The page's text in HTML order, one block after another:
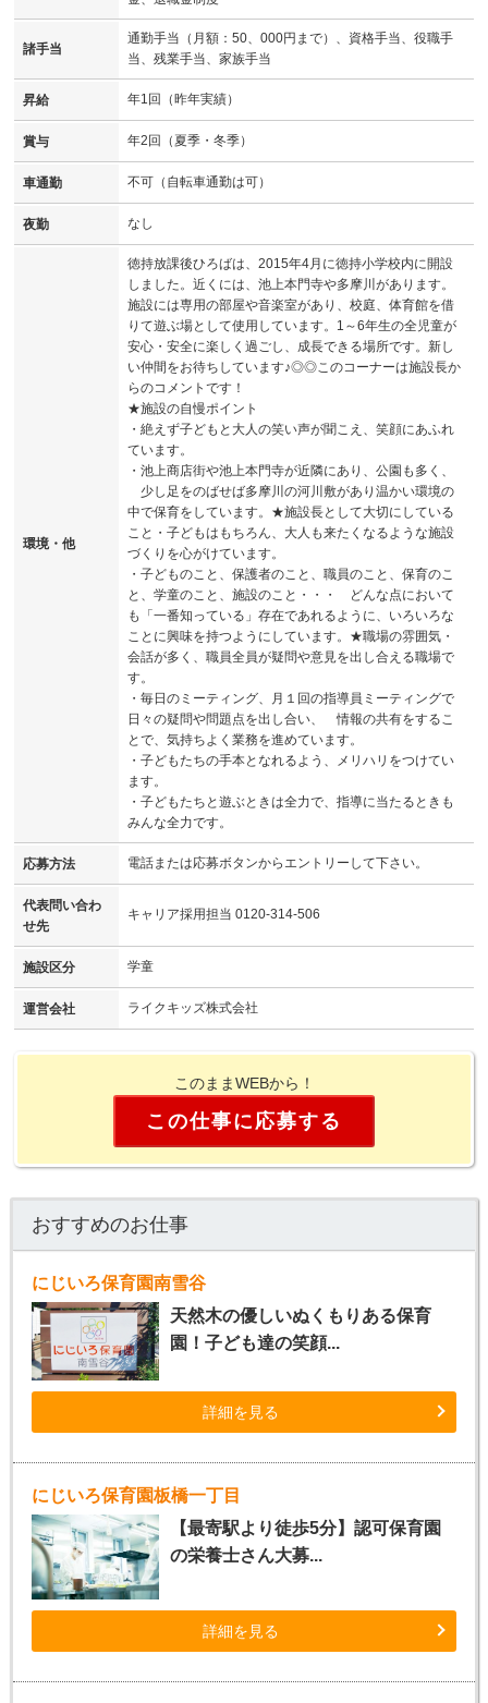
諸手当
通勤手当（月額：50、000円まで）、資格手当、役職手
当、残業手当、家族手当
昇給 年1回（昨年実績）
賞与 年2回（夏季・冬季）
車通勤 不可（自転車通勤は可）
夜勤 なし
環境・他
徳持放課後ひろばは、2015年4月に徳持小学校内に開設
しました。近くには、池上本門寺や多摩川があります。
施設には専用の部屋や音楽室があり、校庭、体育館を借
りて遊ぶ場として使用しています。1～6年生の全児童が
安心・安全に楽しく過ごし、成長できる場所です。新し
い仲間をお待ちしています♪◎◎このコーナーは施設長か
らのコメントです！
★施設の自慢ポイント
・絶えず子どもと大人の笑い声が聞こえ、笑顔にあふれ
ています。
・池上商店街や池上本門寺が近隣にあり、公園も多く、
少し足をのばせば多摩川の河川敷があり温かい環境の
中で保育をしています。★施設長として大切にしている
こと・子どもはもちろん、大人も来たくなるような施設
づくりを心がけています。
・子どものこと、保護者のこと、職員のこと、保育のこ
と、学童のこと、施設のこと・・・ どんな点において
も「一番知っている」存在であれるように、いろいろな
ことに興味を持つようにしています。★職場の雰囲気・
会話が多く、職員全員が疑問や意見を出し合える職場で
す。
・毎日のミーティング、月１回の指導員ミーティングで
日々の疑問や問題点を出し合い、 情報の共有をするこ
とで、気持ちよく業務を進めています。
・子どもたちの手本となれるよう、メリハリをつけてい
ます。
・子どもたちと遊ぶときは全力で、指導に当たるときも
みんな全力です。
応募方法 電話または応募ボタンからエントリーして下さい。
代表問い合わ
せ先
キャリア採用担当 0120-314-506
施設区分 学童
運営会社 ライクキッズ株式会社
このままWEBから！
この仕事に応募する
おすすめのお仕事
にじいろ保育園南雪谷
天然木の優しいぬくもりある保育
園！子ども達の笑顔...
詳細を見る
にじいろ保育園板橋一丁目
【最寄駅より徒歩5分】認可保育園
の栄養士さん大募...
詳細を見る